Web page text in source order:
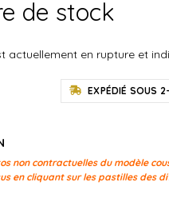
de stock
actuellement en rupture et
EXPÉDIÉ SOUS
non contractuelles du modèle
en cliquant sur les pastilles des